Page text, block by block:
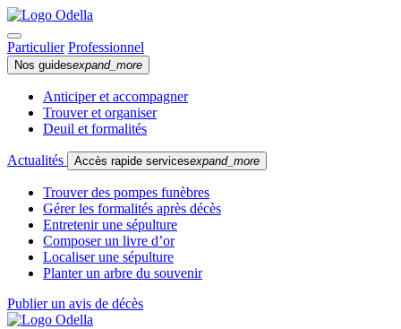
Particulier Professionnel
Nos guidesexpand_more
Anticiper et accompagner
Trouver et organiser
Deuil et formalités
Actualités Accès rapide servicesexpand_more
Trouver des pompes funèbres
Gérer les formalités après décès
Entretenir une sépulture
Composer un livre d’or
Localiser une sépulture
Planter un arbre du souvenir
Publier un avis de décès